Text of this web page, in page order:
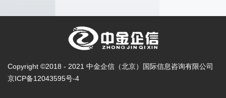
Copyright ©2018 - 2021 中金企信（北京）国际信息咨询有限公司
京ICP备12043595号-4